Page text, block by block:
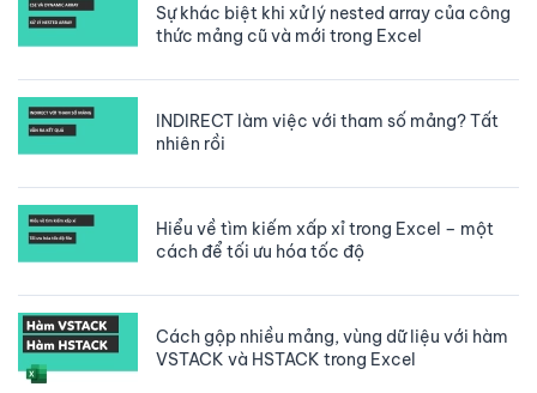
Sự khác biệt khi xử lý nested array của công
thức mảng cũ và mới trong Excel
INDIRECT làm việc với tham số mảng? Tất
nhiên rồi
Hiểu về tìm kiếm xấp xỉ trong Excel – một
cách để tối ưu hóa tốc độ
Cách gộp nhiều mảng, vùng dữ liệu với hàm
VSTACK và HSTACK trong Excel